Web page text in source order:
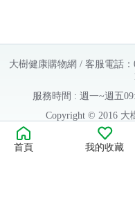
大樹健康購物網 / 客服電話
服務時間 : 週一~週五
Copyright © 2016 大
許可執照字號：
首頁 我的收藏